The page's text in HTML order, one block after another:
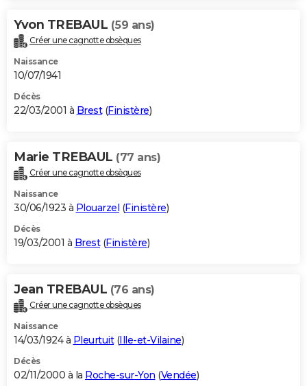
Yvon TREBAUL (59 ans)
Créer une cagnotte obsèques
Naissance
10/07/1941
Décès
22/03/2001 à Brest(Finistère)
Marie TREBAUL (77 ans)
Créer une cagnotte obsèques
Naissance
30/06/1923 à Plouarzel (Finistère)
Décès
19/03/2001 à Brest(Finistère)
Jean TREBAUL (76 ans)
Créer une cagnotte obsèques
Naissance
14/03/1924 à Pleurtuit(Ille-et-Vilaine)
Décès
02/11/2000 à la Roche-sur-Yon (Vendée)